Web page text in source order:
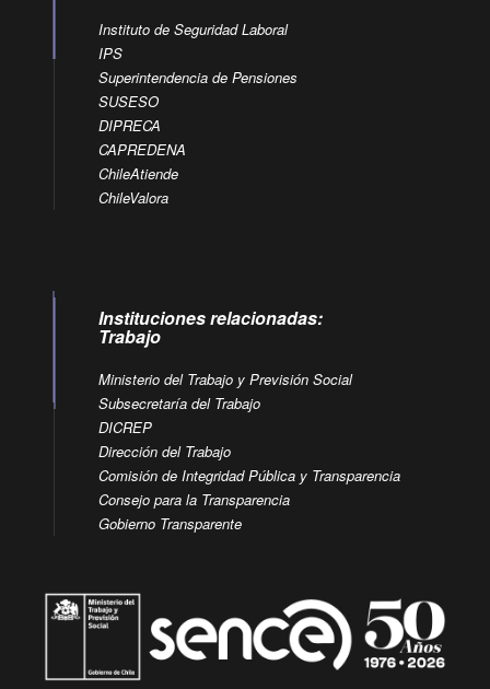
Instituto de Seguridad Laboral
IPS
Superintendencia de Pensiones
SUSESO
DIPRECA
CAPREDENA
ChileAtiende
ChileValora
Instituciones relacionadas:
Trabajo
Ministerio del Trabajo y Previsión Social
Subsecretaría del Trabajo
DICREP
Dirección del Trabajo
Comisión de Integridad Pública y Transparencia
Consejo para la Transparencia
Gobierno Transparente